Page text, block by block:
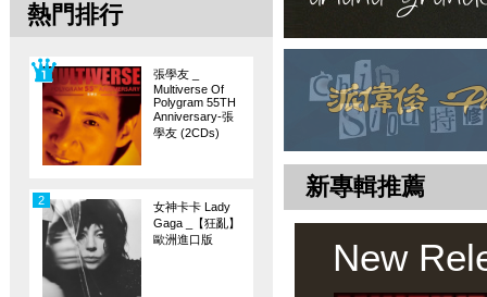
熱門排行
張學友 _
Multiverse Of
Polygram 55TH
Anniversary-張
學友 (2CDs)
女神卡卡 Lady
Gaga _【狂亂】
歐洲進口版
2 新專輯推薦
New